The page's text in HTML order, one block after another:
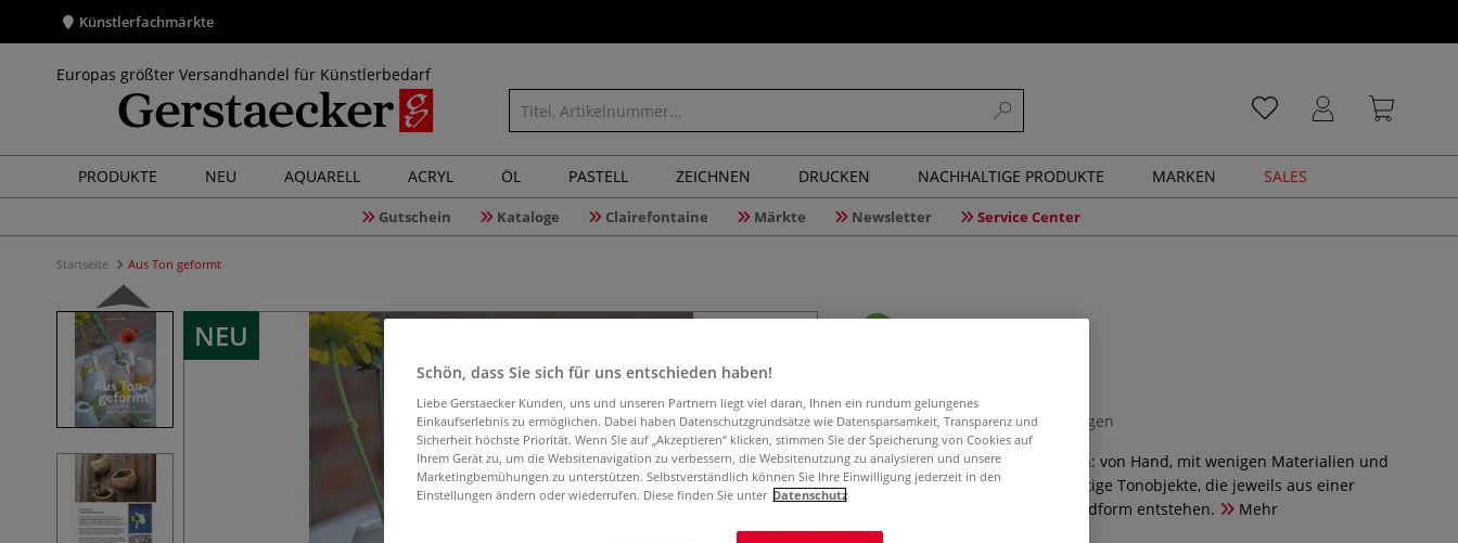
Künstlerfachmärkte
Europas größter Versandhandel für Künstlerbedarf
PRODUKTE NEU AQUARELL ACRYL ÖL PASTELL ZEICHNEN DRUCKEN NACHHALTIGE PRODUKTE MARKEN SALES
Gutschein Kataloge Clairefontaine Märkte Newsletter Service Center
Startseite Aus Ton geformt
NEU
0 Bewertungen
Ein perfekter Einstieg ins Töpfern: von Hand, mit wenigen Materialien und
Werkzeugen. Über 40 kleinformatige Tonobjekte, die jeweils aus einer
ausgerollten, kreisförmigen Grundform entstehen.
Mehr
Schön, dass Sie sich für uns entschieden haben!
Liebe Gerstaecker Kunden, uns und unseren Partnern liegt viel daran, Ihnen ein rundum gelungenes
Einkaufserlebnis zu ermöglichen. Dabei haben Datenschutzgrundsätze wie Datensparsamkeit, Transparenz und
Sicherheit höchste Priorität. Wenn Sie auf „Akzeptieren“ klicken, stimmen Sie der Speicherung von Cookies auf
Ihrem Gerät zu, um die Websitenavigation zu verbessern, die Websitenutzung zu analysieren und unsere
Marketingbemühungen zu unterstützen. Selbstverständlich können Sie Ihre Einwilligung jederzeit in den
Einstellungen ändern oder wiederrufen. Diese finden Sie unter Datenschutz